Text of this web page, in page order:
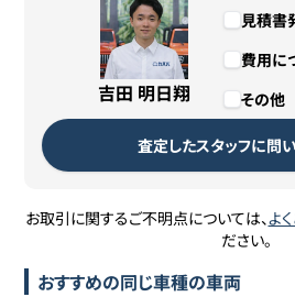
吉田 明日翔
見積書
費用に
その他
査定したスタッフに問
お取引に関するご不明点については、よ
ださい。
おすすめの同じ車種の車両